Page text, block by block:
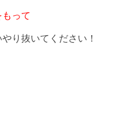
って
り抜いてください！